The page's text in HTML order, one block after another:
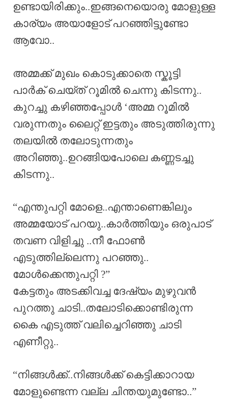
ഉണ്ടായിരിക്കും..ഇങ്ങനെയൊരു മോളുള്ള
കാര്യം അയാളോട് പറഞ്ഞിട്ടുണ്ടോ
ആവോ..
അമ്മക്ക് മുഖം കൊടുക്കാതെ സ്കൂട്ടി
പാർക് ചെയ്ത് റൂമിൽ ചെന്നു കിടന്നു..
കുറച്ചു കഴിഞ്ഞപ്പോൾ ‘അമ്മ റൂമിൽ
വരുന്നതും ലൈറ്റ് ഇട്ടതും അടുത്തിരുന്നു
തലയിൽ തലോടുന്നതും
അറിഞ്ഞു..ഉറങ്ങിയപോലെ കണ്ണടച്ചു
കിടന്നു..
“എന്തുപറ്റി മോളെ..എന്താണെങ്കിലും
അമ്മയോട് പറയു..കാർത്തിയും ഒരുപാട്
തവണ വിളിച്ചു ..നീ ഫോൺ
എടുത്തില്ലെന്നു പറഞ്ഞു..
മോൾക്കെന്തുപറ്റി ?”
കേട്ടതും അടക്കിവച്ച ദേഷ്യം മുഴുവൻ
പുറത്തു ചാടി..തലോടിക്കൊണ്ടിരുന്ന
കൈ എടുത്ത് വലിച്ചെറിഞ്ഞു ചാടി
എണീറ്റു..
“നിങ്ങൾക്ക്..നിങ്ങൾക്ക് കെട്ടിക്കാറായ
മോളുണ്ടെന്ന വല്ല ചിന്തയുമുണ്ടോ..”